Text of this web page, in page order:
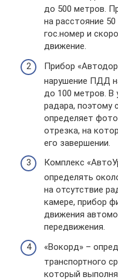
до 500 метров.
на расстояние
гос.номер и
движение.
Прибор
нарушение ПДД
до 100 метров. В
радара, поэтому
определяет
отрезка, на
его завершении.
Комплекс
определять
на отсутствие
камере, прибор
движения
передвижения.
«Вокорд» –
транспортного
который